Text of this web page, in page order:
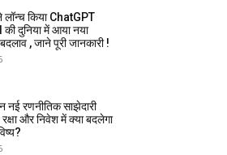
किया ChatGPT
दुनिया में आया नया
, जाने पूरी जानकारी !
नई रणनीतिक साझेदारी
और निवेश में क्या बदलेगा